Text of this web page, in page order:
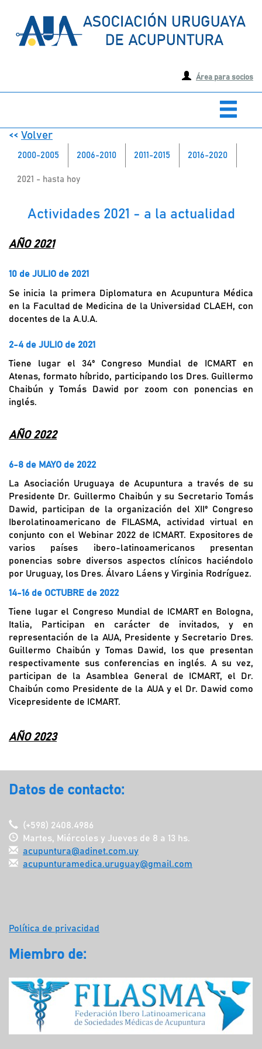
Área para socios
<< Volver
2000-2005 2006-2010 2011-2015 2016-2020
2021 - hasta hoy
Actividades 2021 - a la actualidad
AÑO 2021
10 de JULIO de 2021
Se inicia la primera Diplomatura en Acupuntura Médica
en la Facultad de Medicina de la Universidad CLAEH, con
docentes de la A.U.A.
2-4 de JULIO de 2021
Tiene lugar el 34º Congreso Mundial de ICMART en
Atenas, formato híbrido, participando los Dres. Guillermo
Chaibún y Tomás Dawid por zoom con ponencias en
inglés.
AÑO 2022
6-8 de MAYO de 2022
La Asociación Uruguaya de Acupuntura a través de su
Presidente Dr. Guillermo Chaibún y su Secretario Tomás
Dawid, participan de la organización del XIIº Congreso
Iberolatinoamericano de FILASMA, actividad virtual en
conjunto con el Webinar 2022 de ICMART. Expositores de
varios países ibero-latinoamericanos presentan
ponencias sobre diversos aspectos clínicos haciéndolo
por Uruguay, los Dres. Álvaro Láens y Virginia Rodríguez.
14-16 de OCTUBRE de 2022
Tiene lugar el Congreso Mundial de ICMART en Bologna,
Italia,
Participan en carácter de invitados, y en
representación de la AUA, Presidente y Secretario Dres.
Guillermo Chaibún y Tomas Dawid, los que presentan
respectivamente sus conferencias en inglés. A su vez,
participan de la Asamblea General de ICMART, el Dr.
Chaibún como Presidente de la AUA y el Dr. Dawid como
Vicepresidente de ICMART.
AÑO 2023
Datos de contacto:
(+598) 2408.4986
Martes, Miércoles y Jueves de 8 a 13 hs.
acupuntura@adinet.com.uy
acupunturamedica.uruguay@gmail.com
Política de privacidad
Miembro de: